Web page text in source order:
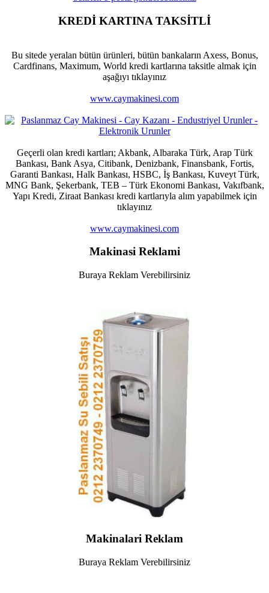
KREDİ KARTINA TAKSİTLİ
Bu sitede yeralan bütün ürünleri, bütün bankaların Axess, Bonus,
Cardfinans, Maximum, World kredi kartlarına taksitle almak için
aşağıyı tıklayınız
www.caymakinesi.com
Geçerli olan kredi kartları; Akbank, Albaraka Türk, Arap Türk
Bankası, Bank Asya, Citibank, Denizbank, Finansbank, Fortis,
Garanti Bankası, Halk Bankası, HSBC, İş Bankası, Kuveyt Türk,
MNG Bank, Şekerbank, TEB – Türk Ekonomi Bankası, Vakıfbank,
Yapı Kredi, Ziraat Bankası kredi kartlarıyla alım yapabilmek için
tıklayınız
www.caymakinesi.com
Makinasi Reklami
Buraya Reklam Verebilirsiniz
Makinalari Reklam
Buraya Reklam Verebilirsiniz